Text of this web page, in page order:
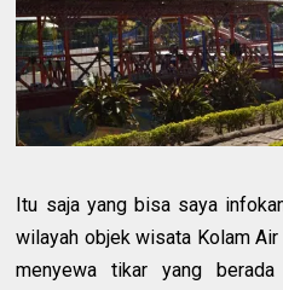
Itu saja yang bisa saya
wilayah objek wisata Kolam
menyewa tikar yang